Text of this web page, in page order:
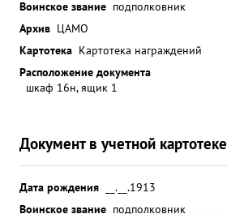
Воинское звание подполковник
Архив ЦАМО
Картотека Картотека награждений
Расположение документа
шкаф 16н, ящик 1
Документ в учетной картотеке
Дата рождения
__.__.1913
Воинское звание подполковник